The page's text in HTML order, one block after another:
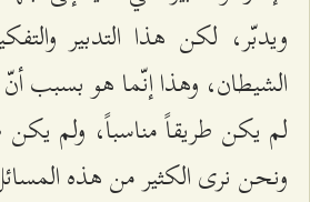
ويدبّر، لكن هذا التدبير
الشيطان، وهذا إنّما هو بسبب
لم يكن طريقاً مناسباً، ولم
ونحن نرى الكثير من هذه